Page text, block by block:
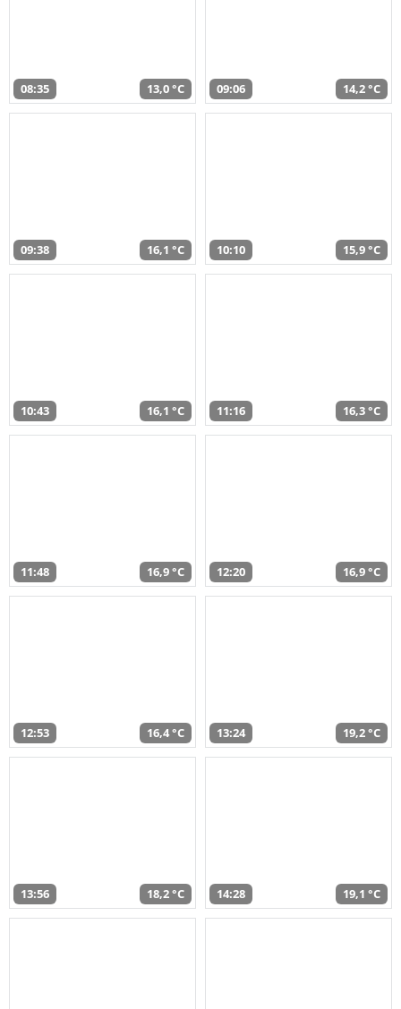
08:35 13,0 °C 09:06 14,2 °C
09:38 16,1 °C 10:10 15,9 °C
10:43 16,1 °C 11:16 16,3 °C
11:48 16,9 °C 12:20 16,9 °C
12:53 16,4 °C 13:24 19,2 °C
13:56 18,2 °C 14:28 19,1 °C